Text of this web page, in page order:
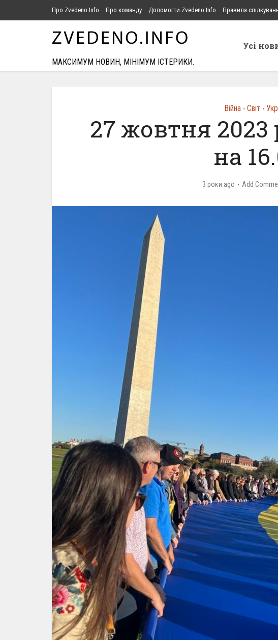
Про Zvedeno.Info Про команду Допомогти Zvedeno.Info Правила
МАКСИМУМ НОВИН, МІНІМУМ ІСТЕРИКИ.
Усі
Війна • Світ •
27 жовтня
на
3 роки ago Add